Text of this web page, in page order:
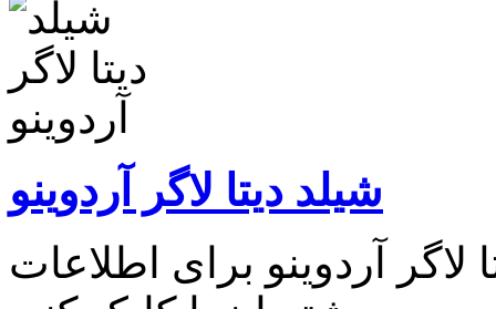
شیلد دیتا لاگر آردوینو
لاگر آردوینو برای اطلاعات